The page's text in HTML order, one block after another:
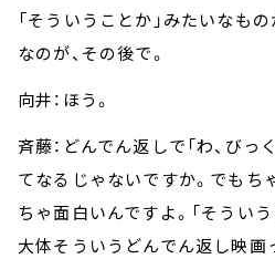
「そういうことか」みたいなも
なのが、その後で。
向井：ほう。
斉藤：どんでん返しで「わ、びっ
てなるじゃないですか。でもち
ちゃ面白いんですよ。「そうい
大体そういうどんでん返し映画